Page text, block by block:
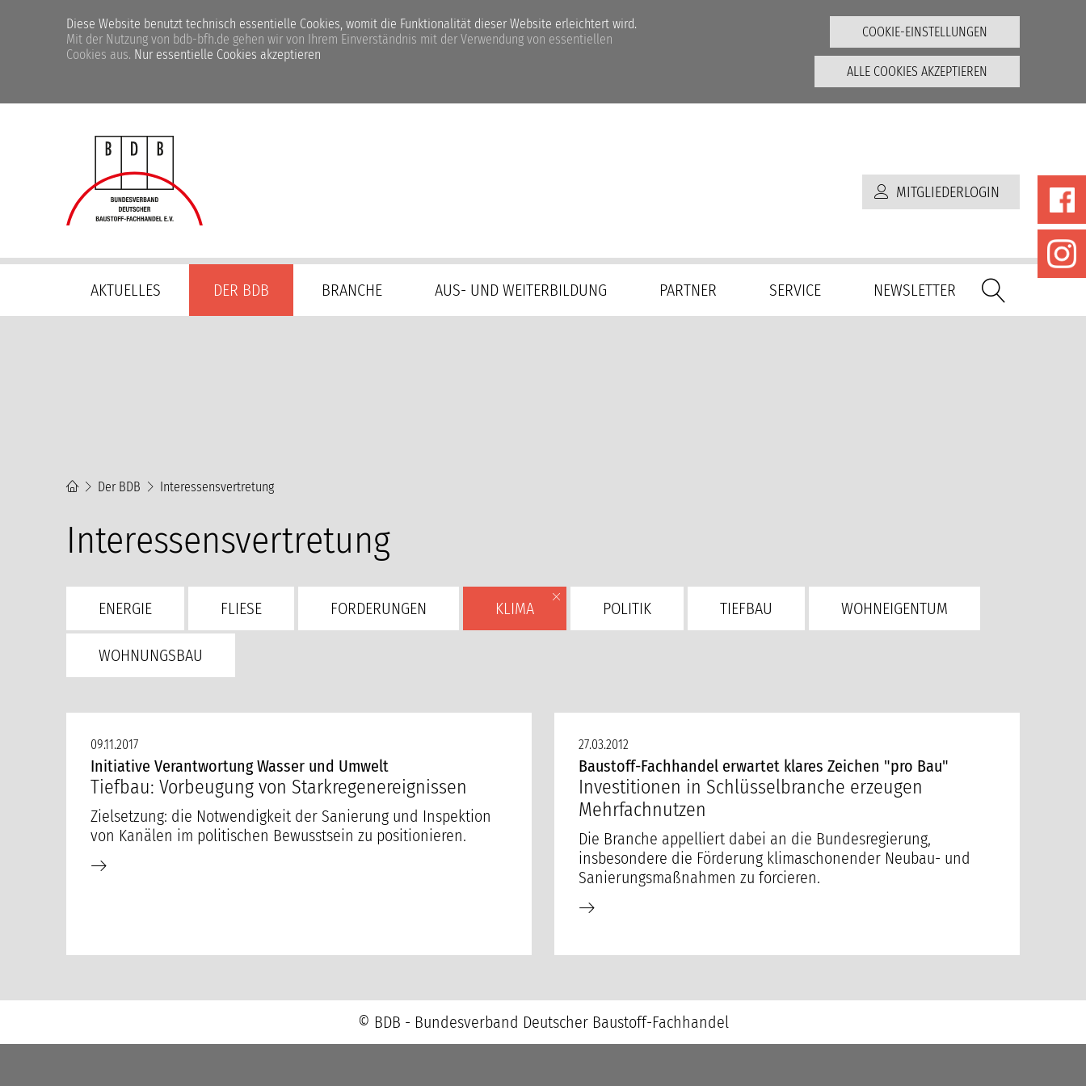
Diese Website benutzt technisch essentielle Cookies, womit die Funktionalität dieser Website erleichtert wird.
Mit der Nutzung von bdb-bfh.de gehen wir von Ihrem Einverständnis mit der Verwendung von essentiellen
Cookies aus. Nur essentielle Cookies akzeptieren
COOKIE-EINSTELLUNGEN
ALLE COOKIES AKZEPTIEREN
überspringen
AKTUELLES DER BDB BRANCHE AUS- UND WEITERBILDUNG PARTNER SERVICE NEWSLETTER
MITGLIEDERLOGIN
Der BDB Interessensvertretung
Interessensvertretung
ENERGIE FLIESE FORDERUNGEN KLIMA POLITIK TIEFBAU WOHNEIGENTUM
WOHNUNGSBAU
09.11.2017
Initiative Verantwortung Wasser und Umwelt
Tiefbau: Vorbeugung von Starkregenereignissen
Zielsetzung: die Notwendigkeit der Sanierung und Inspektion
von Kanälen im politischen Bewusstsein zu positionieren.
27.03.2012
Baustoff-Fachhandel erwartet klares Zeichen "pro Bau"
Investitionen in Schlüsselbranche erzeugen
Mehrfachnutzen
Die Branche appelliert dabei an die Bundesregierung,
insbesondere die Förderung klimaschonender Neubau- und
Sanierungsmaßnahmen zu forcieren.
© BDB - Bundesverband Deutscher Baustoff-Fachhandel